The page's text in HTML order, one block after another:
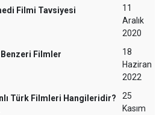
Filmi Tavsiyesi
11
Aralık
2020
Filmler
18
Haziran
2022
Türk Filmleri Hangileridir?
25
Kasım